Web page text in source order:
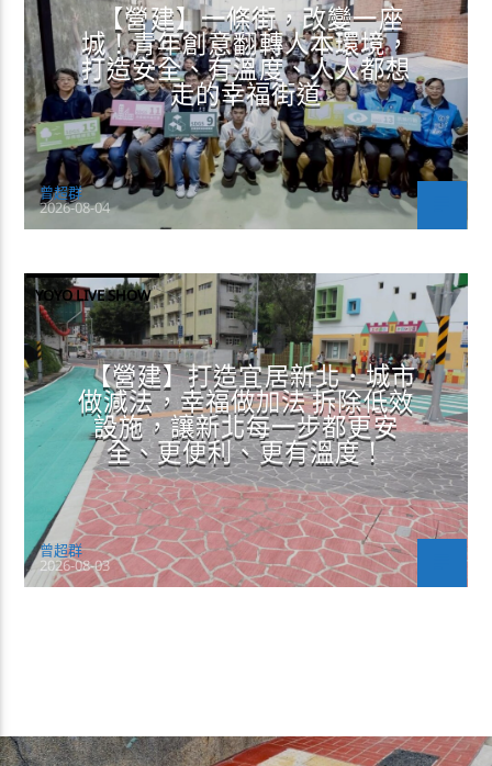
【營建】一條街，改變一座
城！青年創意翻轉人本環境，
打造安全、有溫度、人人都想
走的幸福街道
曾超群
2026-08-04
YOYO LIVE SHOW
【營建】打造宜居新北．城市
做減法，幸福做加法 拆除低效
設施，讓新北每一步都更安
全、更便利、更有溫度！
曾超群
2026-08-03